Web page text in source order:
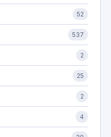
52
537
2
25
2
4